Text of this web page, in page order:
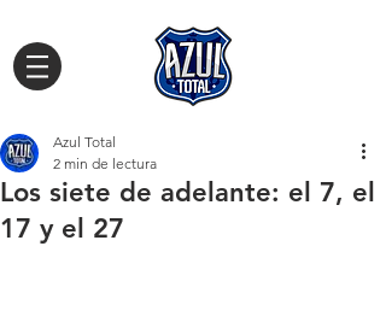
Los siete de adelante: el 7, el
17 y el 27
Azul Total
2 min de lectura